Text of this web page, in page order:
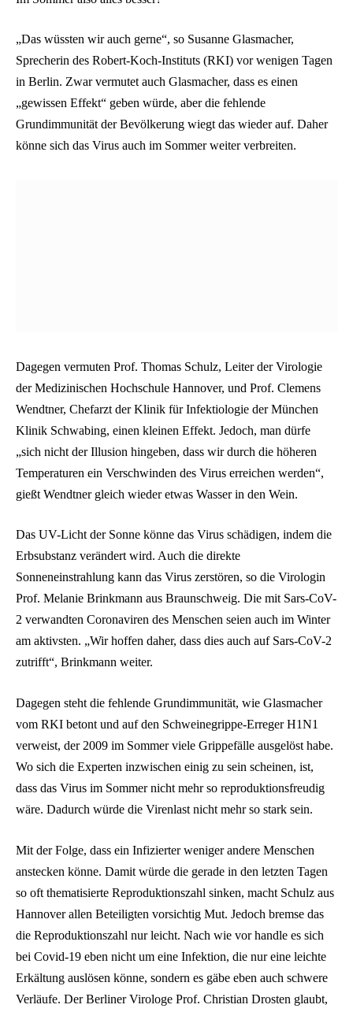
„Das wüssten wir auch gerne“, so Susanne Glasmacher,
Sprecherin des Robert-Koch-Instituts (RKI) vor wenigen Tagen
in Berlin. Zwar vermutet auch Glasmacher, dass es einen
„gewissen Effekt“ geben würde, aber die fehlende
Grundimmunität der Bevölkerung wiegt das wieder auf. Daher
könne sich das Virus auch im Sommer weiter verbreiten.
Dagegen vermuten Prof. Thomas Schulz, Leiter der Virologie
der Medizinischen Hochschule Hannover, und Prof. Clemens
Wendtner, Chefarzt der Klinik für Infektiologie der München
Klinik Schwabing, einen kleinen Effekt. Jedoch, man dürfe
„sich nicht der Illusion hingeben, dass wir durch die höheren
Temperaturen ein Verschwinden des Virus erreichen werden“,
gießt Wendtner gleich wieder etwas Wasser in den Wein.
Das UV-Licht der Sonne könne das Virus schädigen, indem die
Erbsubstanz verändert wird. Auch die direkte
Sonneneinstrahlung kann das Virus zerstören, so die Virologin
Prof. Melanie Brinkmann aus Braunschweig. Die mit Sars-CoV-
2 verwandten Coronaviren des Menschen seien auch im Winter
am aktivsten. „Wir hoffen daher, dass dies auch auf Sars-CoV-2
zutrifft“, Brinkmann weiter.
Dagegen steht die fehlende Grundimmunität, wie Glasmacher
vom RKI betont und auf den Schweinegrippe-Erreger H1N1
verweist, der 2009 im Sommer viele Grippefälle ausgelöst habe.
Wo sich die Experten inzwischen einig zu sein scheinen, ist,
dass das Virus im Sommer nicht mehr so reproduktionsfreudig
wäre. Dadurch würde die Virenlast nicht mehr so stark sein.
Mit der Folge, dass ein Infizierter weniger andere Menschen
anstecken könne. Damit würde die gerade in den letzten Tagen
so oft thematisierte Reproduktionszahl sinken, macht Schulz aus
Hannover allen Beteiligten vorsichtig Mut. Jedoch bremse das
die Reproduktionszahl nur leicht. Nach wie vor handle es sich
bei Covid-19 eben nicht um eine Infektion, die nur eine leichte
Erkältung auslösen könne, sondern es gäbe eben auch schwere
Verläufe. Der Berliner Virologe Prof. Christian Drosten glaubt,